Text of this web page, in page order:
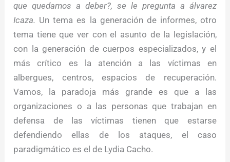
que quedamos a deber?, se le pregunta a álvarez
Icaza. Un tema es la generación de informes, otro
tema tiene que ver con el asunto de la legislación,
con la generación de cuerpos especializados, y el
más crítico es la atención a las víctimas en
albergues, centros, espacios de recuperación.
Vamos, la paradoja más grande es que a las
organizaciones o a las personas que trabajan en
defensa de las víctimas tienen que estarse
defendiendo ellas de los ataques, el caso
paradigmático es el de Lydia Cacho.